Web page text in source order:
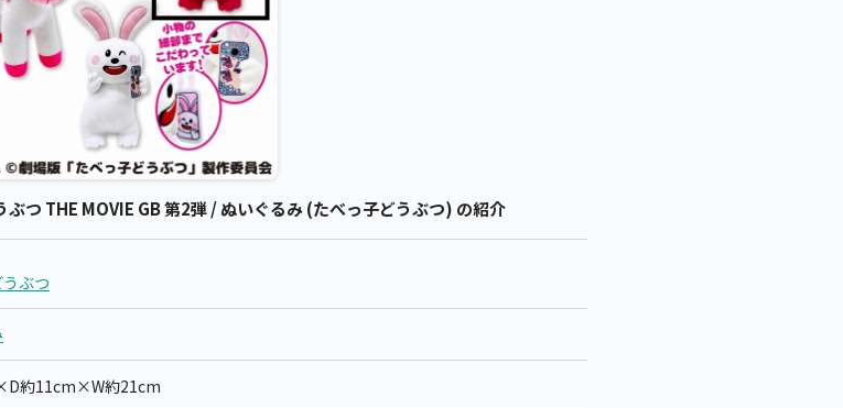
ぶつ THE MOVIE GB 第2弾 / ぬいぐるみ (たべっ子どうぶつ) の紹介
ぶつ
約11cm×W約21cm